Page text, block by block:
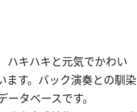
ハキハキと元気でかわい
ます。バック演奏との馴染
タベースです。